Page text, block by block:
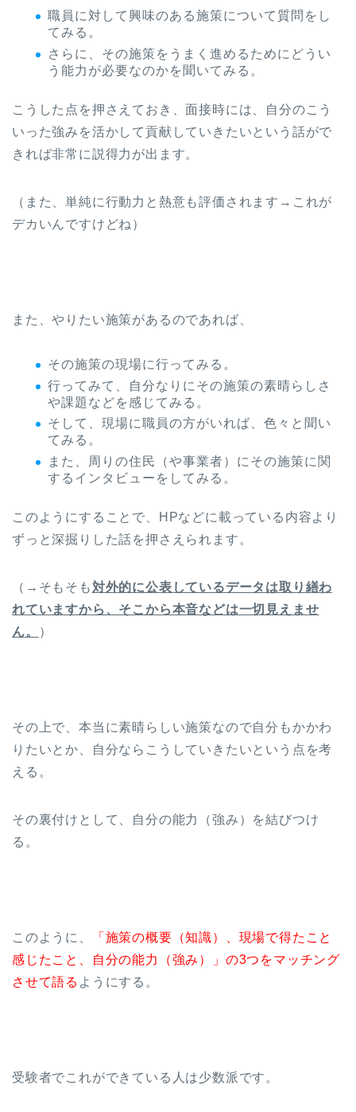
職員に対して興味のある施策について質問をし
てみる。
さらに、その施策をうまく進めるためにどうい
う能力が必要なのかを聞いてみる。
こうした点を押さえておき、面接時には、自分のこう
いった強みを活かして貢献していきたいという話がで
きれば非常に説得力が出ます。
（また、単純に行動力と熱意も評価されます→これが
デカいんですけどね）
また、やりたい施策があるのであれば、
その施策の現場に行ってみる。
行ってみて、自分なりにその施策の素晴らしさ
や課題などを感じてみる。
そして、現場に職員の方がいれば、色々と聞い
てみる。
また、周りの住民（や事業者）にその施策に関
するインタビューをしてみる。
このようにすることで、HPなどに載っている内容より
ずっと深掘りした話を押さえられます。
（→そもそも対外的に公表しているデータは取り繕わ
れていますから、そこから本音などは一切見えませ
ん。
）
その上で、本当に素晴らしい施策なので自分もかかわ
りたいとか、自分ならこうしていきたいという点を考
える。
その裏付けとして、自分の能力（強み）を結びつけ
る。
このように、
「施策の概要（知識）、現場で得たこと
感じたこと、自分の能力（強み）」の3つをマッチング
させて語る ようにする。
受験者でこれができている人は少数派です。